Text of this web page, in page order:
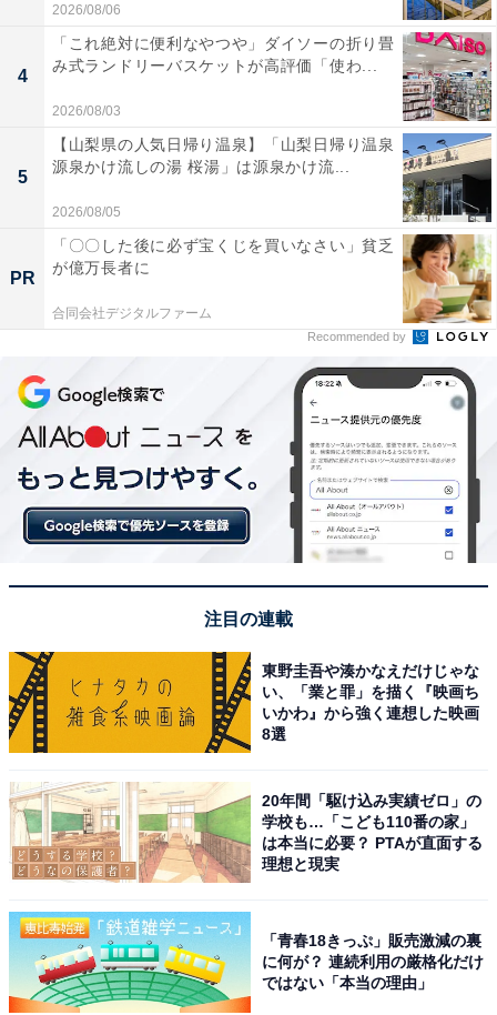
2026/08/06
4
「これ絶対に便利なやつや」ダイソーの折り畳
み式ランドリーバスケットが高評価「使わ...
2026/08/03
5
【山梨県の人気日帰り温泉】「山梨日帰り温泉
源泉かけ流しの湯 桜湯」は源泉かけ流...
2026/08/05
PR
「〇〇した後に必ず宝くじを買いなさい」貧乏
が億万長者に
合同会社デジタルファーム
Recommended by
注目の連載
東野圭吾や湊かなえだけじゃな
い、「業と罪」を描く『映画ち
いかわ』から強く連想した映画
8選
20年間「駆け込み実績ゼロ」の
学校も…「こども110番の家」
は本当に必要？ PTAが直面する
理想と現実
「青春18きっぷ」販売激減の裏
に何が？ 連続利用の厳格化だけ
ではない「本当の理由」